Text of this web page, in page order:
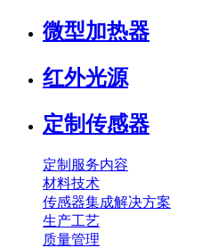
微型加热器
红外光源
定制传感器
定制服务内容
材料技术
传感器集成解决方案
生产工艺
质量管理